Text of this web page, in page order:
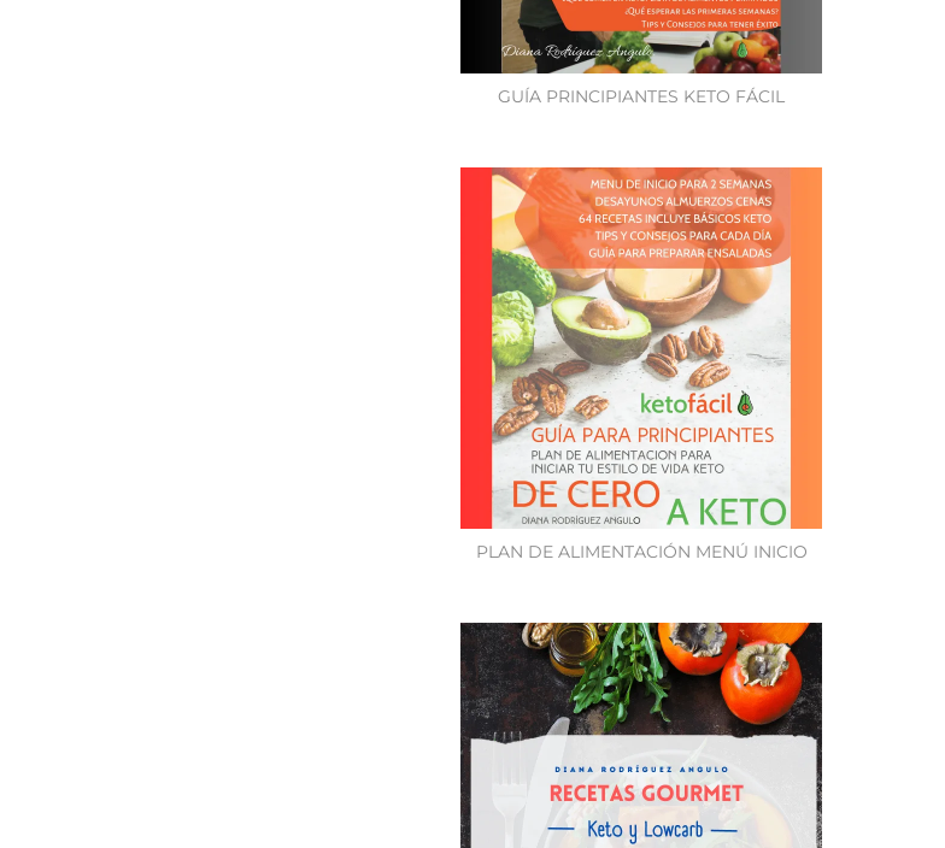
GUÍA PRINCIPIANTES KETO FÁCIL
PLAN DE ALIMENTACIÓN MENÚ INICIO